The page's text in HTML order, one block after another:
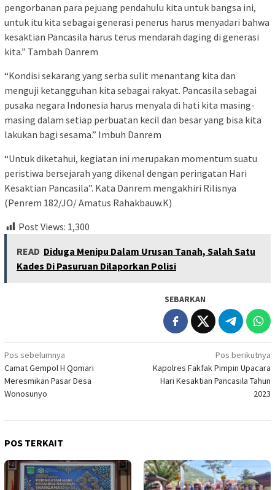
pengorbanan para pejuang pendahulu kita untuk bangsa ini,
untuk itu kita sebagai generasi penerus harus menyadari bahwa
kesaktian Pancasila harus terus mendarah daging di generasi
kita.” Tambah Danrem
“Kondisi sekarang yang serba sulit menantang kita dan
menguji ketangguhan kita sebagai rakyat. Pancasila sebagai
pusaka negara Indonesia harus menyala di hati kita masing-
masing dalam setiap perbuatan kecil dan besar yang bisa kita
lakukan bagi sesama.” Imbuh Danrem
“Untuk diketahui, kegiatan ini merupakan momentum suatu
peristiwa bersejarah yang dikenal dengan peringatan Hari
Kesaktian Pancasila”. Kata Danrem mengakhiri Rilisnya
(Penrem 182/JO/ Amatus Rahakbauw.K)
Post Views: 1,300
READ Diduga Menipu Dalam Urusan Tanah, Salah Satu
Kades Di Pasuruan Dilaporkan Polisi
SEBARKAN
Navigasi
pos
Pos sebelumnya
Camat Gempol H Qomari
Meresmikan Pasar Desa
Wonosunyo
Pos berikutnya
Kapolres Fakfak Pimpin Upacara
Hari Kesaktian Pancasila Tahun
2023
POS TERKAIT